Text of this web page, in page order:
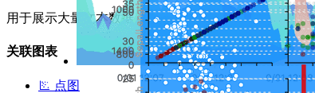
用于展示大量文本数据。
关联图表
点图